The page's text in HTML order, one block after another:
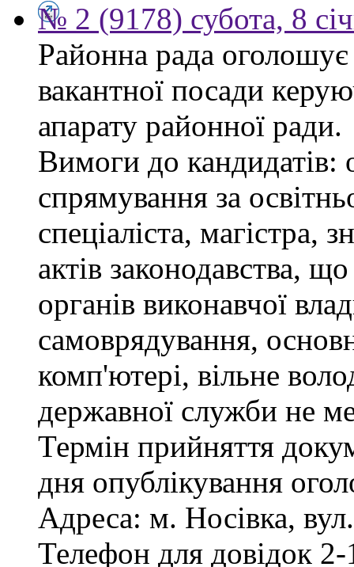
№ 2 (9178) субота, 8
Районна рада
вакантної посади
апарату районної ради.
Вимоги до кандидатів:
спрямування за
спеціаліста, магістра,
актів законодавства,
органів виконавчої
самоврядування,
комп'ютері, вільне
державної служби не
Термін прийняття
дня опублікування
Адреса: м. Носівка,
Телефон для довідок